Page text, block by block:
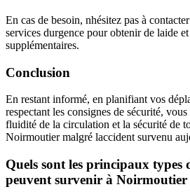
En cas de besoin, nhésitez pas à
services durgence pour obtenir de laide
supplémentaires.
Conclusion
En restant informé, en planifiant vos
respectant les consignes de sécurité,
fluidité de la circulation et la sécurité de
Noirmoutier malgré laccident survenu
Quels sont les principaux types
peuvent survenir à